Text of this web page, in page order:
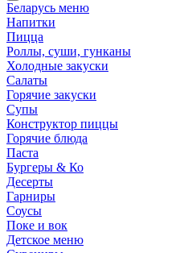
Беларусь меню
Напитки
Пицца
Роллы, суши, гунканы
Холодные закуски
Салаты
Горячие закуски
Супы
Конструктор пиццы
Горячие блюда
Паста
Бургеры & Ко
Десерты
Гарниры
Соусы
Поке и вок
Детское меню